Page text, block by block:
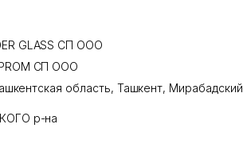
GLASS СП ООО
СП ООО
область, Ташкент, Мирабадский
р-на